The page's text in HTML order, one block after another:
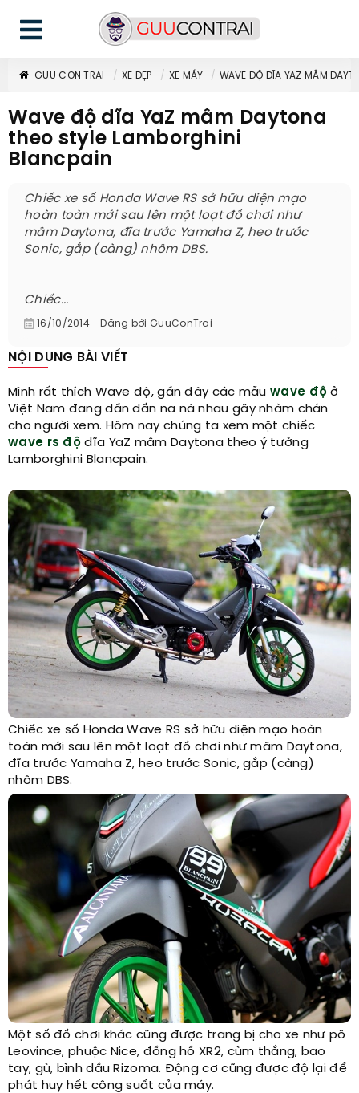
GUU CON TRAI XE ĐẸP XE MÁY WAVE ĐỘ DĨA YAZ MÂM
Wave độ dĩa YaZ mâm Daytona
theo style Lamborghini
Blancpain
Chiếc xe số Honda Wave RS sở hữu diện mạo
hoàn toàn mới sau lên một loạt đồ chơi như
mâm Daytona, đĩa trước Yamaha Z, heo trước
Sonic, gắp (càng) nhôm DBS.
Chiếc...
16/10/2014 Đăng bởi GuuConTrai
NỘI DUNG BÀI VIẾT
Mình rất thích Wave độ, gần đây các mẫu wave độ ở
Việt Nam đang dần dần na ná nhau gây nhàm chán
cho người xem. Hôm nay chúng ta xem một chiếc
wave rs độ dĩa YaZ mâm Daytona theo ý tưởng
Lamborghini Blancpain.
Chiếc xe số Honda Wave RS sở hữu diện mạo hoàn
toàn mới sau lên một loạt đồ chơi như mâm Daytona,
đĩa trước Yamaha Z, heo trước Sonic, gắp (càng)
nhôm DBS.
Một số đồ chơi khác cũng được trang bị cho xe như pô
Leovince, phuộc Nice, đồng hồ XR2, cùm thắng, bao
tay, gù, bình dầu Rizoma. Động cơ cũng được độ lại để
phát huy hết công suất của máy.